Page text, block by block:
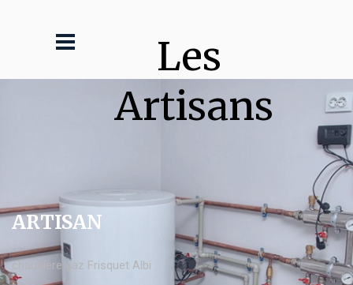
Les
Artisans
ARTISAN
chaudière gaz Frisquet Albi